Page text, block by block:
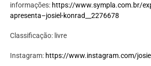
informações: https://www.sympla.com.br/
apresenta–josiel-konrad__2276678
Classificação: livre
Instagram: https://www.instagram.com/